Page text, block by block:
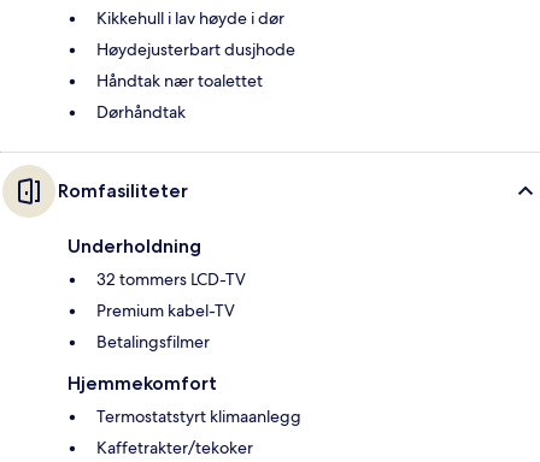
Kikkehull i lav høyde i dør
Høydejusterbart dusjhode
Håndtak nær toalettet
Dørhåndtak
Romfasiliteter
Underholdning
32 tommers LCD-TV
Premium kabel-TV
Betalingsfilmer
Hjemmekomfort
Termostatstyrt klimaanlegg
Kaffetrakter/tekoker